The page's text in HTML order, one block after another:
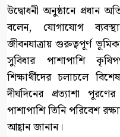
উদ্বোধনী অনুষ্ঠানে প্রধান
বলেন, যোগাযোগ
জীবনযাত্রায় গুরুত্বপূর্ণ
সুবিধার পাশাপাশি
শিক্ষার্থীদের চলাচলে
দীর্ঘদিনের প্রত্যাশা
পাশাপাশি তিনি পরিবেশ
আহ্বান জানান।